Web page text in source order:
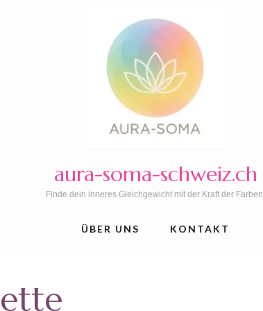
aura-soma-schweiz.ch
Finde dein inneres Gleichgewicht mit der Kraft der Farben.
ÜBER UNS KONTAKT